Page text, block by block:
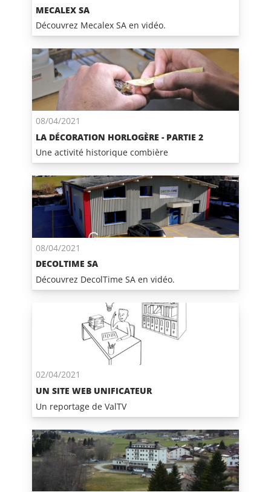
MECALEX SA
Découvrez Mecalex SA en vidéo.
08/04/2021
LA DÉCORATION HORLOGÈRE - PARTIE 2
Une activité historique combière
08/04/2021
DECOLTIME SA
Découvrez DecolTime SA en vidéo.
02/04/2021
UN SITE WEB UNIFICATEUR
Un reportage de ValTV